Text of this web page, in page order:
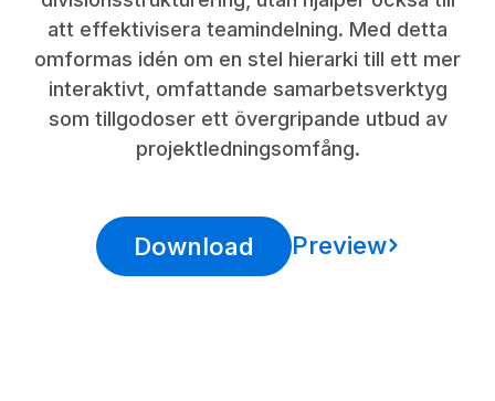
att effektivisera teamindelning. Med detta
omformas idén om en stel hierarki till ett mer
interaktivt, omfattande samarbetsverktyg
som tillgodoser ett övergripande utbud av
projektledningsomfång.
Download Preview